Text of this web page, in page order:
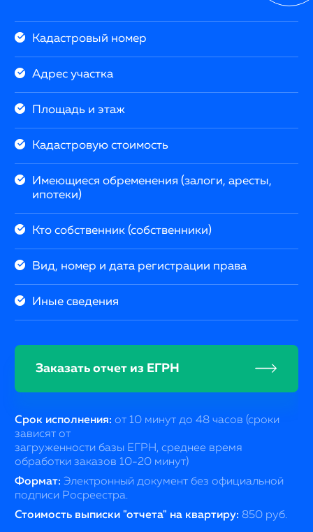
Кадастровый номер
Адрес участка
Площадь и этаж
Кадастровую стоимость
Имеющиеся обременения (залоги, аресты,
ипотеки)
Кто собственник (собственники)
Вид, номер и дата регистрации права
Иные сведения
Заказать отчет из ЕГРН
Срок исполнения: от 10 минут до 48 часов (сроки
зависят от
загруженности базы ЕГРН, среднее время
обработки заказов 10-20 минут)
Формат: Электронный документ без официальной
подписи Росреестра.
Стоимость выписки "отчета" на квартиру: 850 руб.